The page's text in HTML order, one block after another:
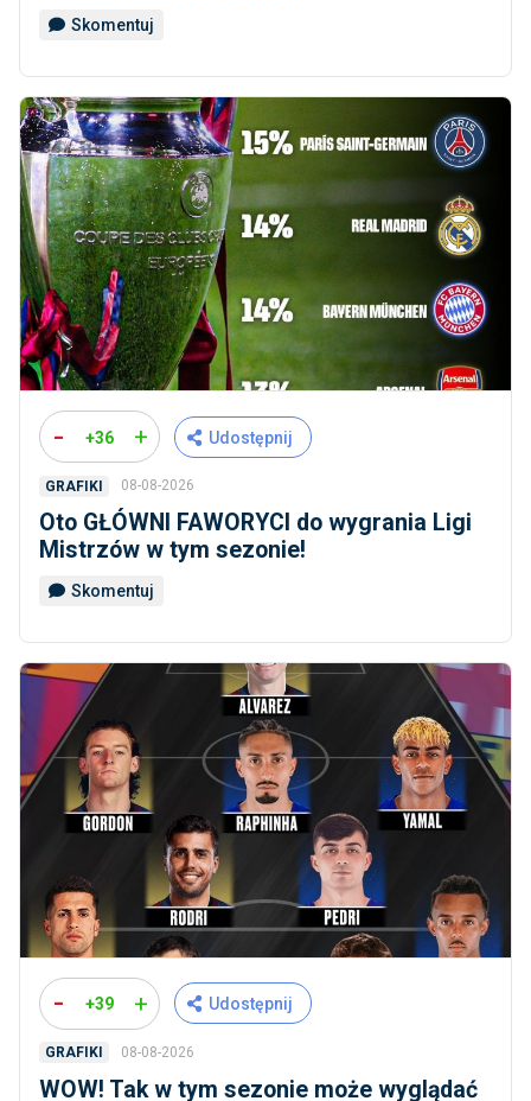
Skomentuj
- +36 + Udostępnij
GRAFIKI 08-08-2026
Oto GŁÓWNI FAWORYCI do wygrania Ligi
Mistrzów w tym sezonie!
Skomentuj
- +39 + Udostępnij
GRAFIKI 08-08-2026
WOW! Tak w tym sezonie może wyglądać